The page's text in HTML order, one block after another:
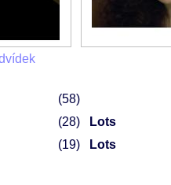
58
28 Lots
19 Lots